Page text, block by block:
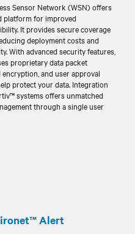
Sensor Network (WSN) offers
platform for improved
It provides secure coverage
deployment costs and
With advanced security features,
proprietary data packet
and user approval
protect your data. Integration
systems offers unmatched
through a single user
Alert